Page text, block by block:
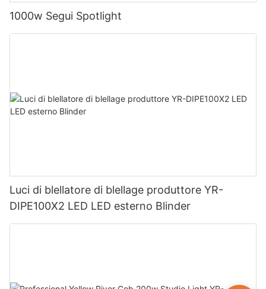
1000w Segui Spotlight
Luci di blellatore di blellage produttore YR-
DIPE100X2 LED LED esterno Blinder